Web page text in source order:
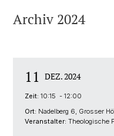
Archiv 2024
11 DEZ. 2024
Zeit: 10:15 - 12:00
Ort: Nadelberg 6, Grosser
Veranstalter: Theologische